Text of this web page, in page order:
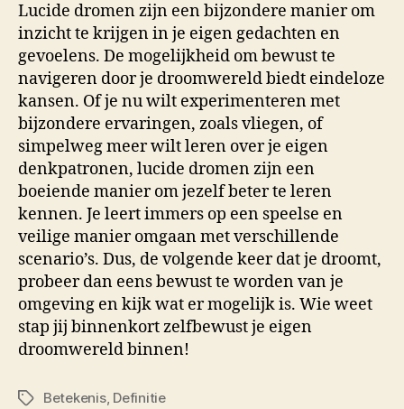
Lucide dromen zijn een bijzondere manier om
inzicht te krijgen in je eigen gedachten en
gevoelens. De mogelijkheid om bewust te
navigeren door je droomwereld biedt eindeloze
kansen. Of je nu wilt experimenteren met
bijzondere ervaringen, zoals vliegen, of
simpelweg meer wilt leren over je eigen
denkpatronen, lucide dromen zijn een
boeiende manier om jezelf beter te leren
kennen. Je leert immers op een speelse en
veilige manier omgaan met verschillende
scenario’s. Dus, de volgende keer dat je droomt,
probeer dan eens bewust te worden van je
omgeving en kijk wat er mogelijk is. Wie weet
stap jij binnenkort zelfbewust je eigen
droomwereld binnen!
TagsBetekenis, Definitie